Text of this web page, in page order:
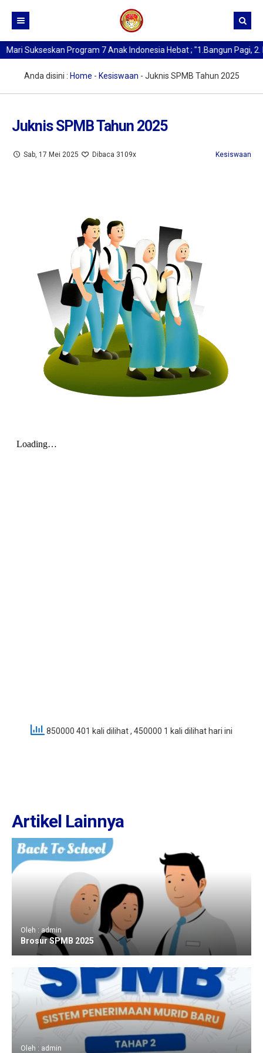
Beranda
Kurikulum
Profil SMA Negeri 1 Medan
Sejarah Berdirinya SMAN 1 Medan
Buat Kartu Pelajar
Sukseskan Program 7 Anak Indonesia Hebat ; "1.Bangun Pagi, 2.
Anda disini : Home - Kesiswaan - Juknis SPMB Tahun 2025
Juknis SPMB Tahun 2025
Sab, 17 Mei 2025 Dibaca 3109x Kesiswaan
850000 401 kali dilihat, 450000 1 kali dilihat hari ini
Artikel Lainnya
Oleh : admin
Brosur SPMB 2025
Oleh : admin